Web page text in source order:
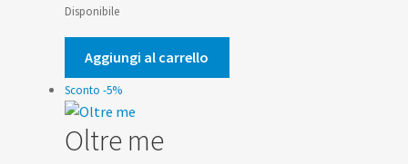
prezzo
originale
era:
9,90€.
attuale
è:
9,41€.
Disponibile
Aggiungi al carrello
Sconto -5%
Oltre me